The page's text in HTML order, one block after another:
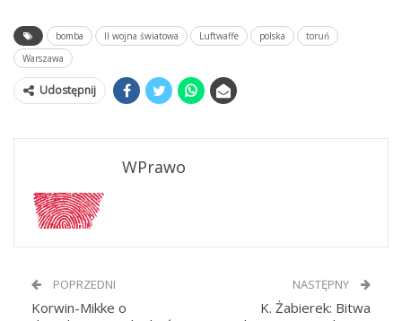
bomba II wojna światowa Luftwaffe polska
toruń
Warszawa
Udostępnij
WPrawo
POPRZEDNI
Korwin-Mikke o
NASTĘPNY
K. Żabierek: Bitwa